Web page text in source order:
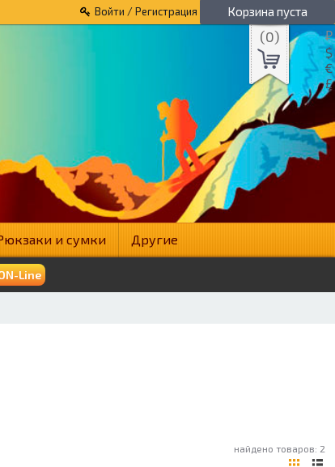
Войти / Регистрация Корзина пуста
(0) ₽
$
€
£
и сумки Другие
Line
найдено товаров: 2